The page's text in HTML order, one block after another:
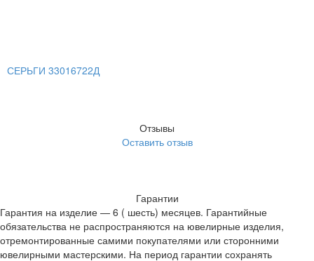
СЕРЬГИ 33016722Д
Отзывы
Оставить отзыв
Гарантии
Гарантия на изделие — 6 ( шесть) месяцев. Гарантийные
обязательства не распространяются на ювелирные изделия,
отремонтированные самими покупателями или сторонними
ювелирными мастерскими. На период гарантии сохранять